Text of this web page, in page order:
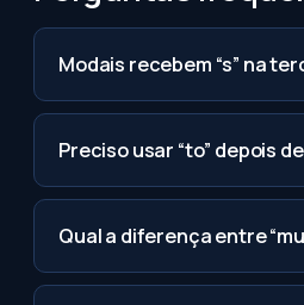
Modais recebem “s” na
Preciso usar “to” depois
Qual a diferença entre